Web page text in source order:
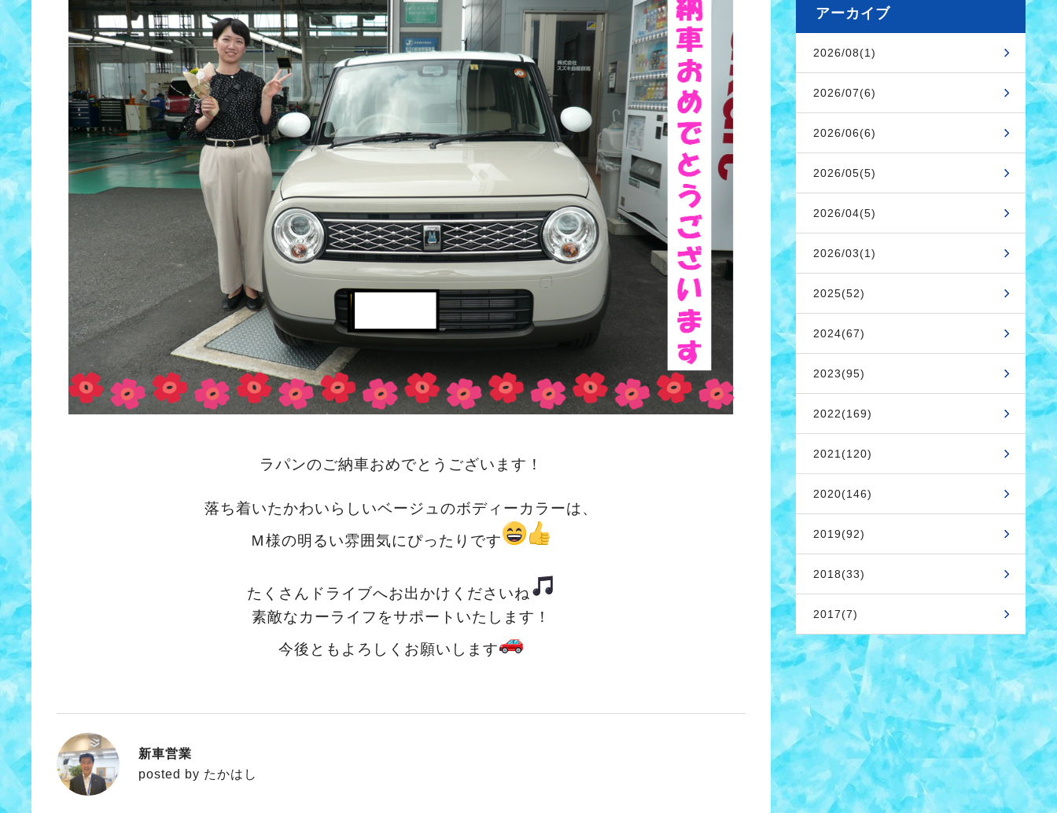
ラパンのご納車おめでとうございます！
落ち着いたかわいらしいベージュのボディーカラーは、
Ｍ様の明るい雰囲気にぴったりです
たくさんドライブへお出かけくださいね
素敵なカーライフをサポートいたします！
今後ともよろしくお願いします
たかはし
新車営業
posted by たかはし
アーカイブ
2026/08(1)
2026/07(6)
2026/06(6)
2026/05(5)
2026/04(5)
2026/03(1)
2025(52)
2024(67)
2023(95)
2022(169)
2021(120)
2020(146)
2019(92)
2018(33)
2017(7)